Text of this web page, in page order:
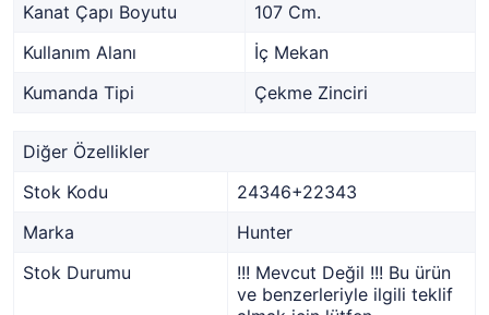
Kanat Çapı Boyutu
107 Cm.
Kullanım Alanı
İç Mekan
Kumanda Tipi
Çekme Zinciri
Diğer Özellikler
Stok Kodu
24346+22343
Marka
Hunter
Stok Durumu
!!! Mevcut Değil !!! Bu ürün
ve benzerleriyle ilgili teklif